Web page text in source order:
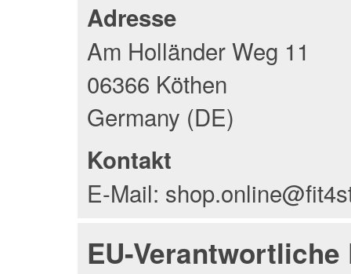
Adresse
Am Holländer Weg 11
06366 Köthen
Germany (DE)
Kontakt
E-Mail:
EU-Verantwortliche